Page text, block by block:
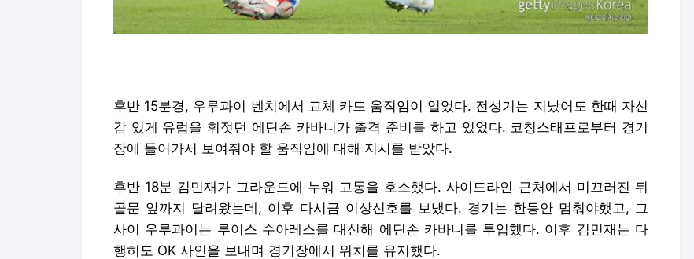
후반 15분경, 우루과이 벤치에서 교체 카드 움직임이 일었다. 전성기는 지났어도 한때 자신
감 있게 유럽을 휘젓던 에딘손 카바니가 출격 준비를 하고 있었다. 코칭스태프로부터 경기
장에 들어가서 보여줘야 할 움직임에 대해 지시를 받았다.
후반 18분 김민재가 그라운드에 누워 고통을 호소했다. 사이드라인 근처에서 미끄러진 뒤
골문 앞까지 달려왔는데, 이후 다시금 이상신호를 보냈다. 경기는 한동안 멈춰야했고, 그
사이 우루과이는 루이스 수아레스를 대신해 에딘손 카바니를 투입했다. 이후 김민재는 다
행히도 OK 사인을 보내며 경기장에서 위치를 유지했다.